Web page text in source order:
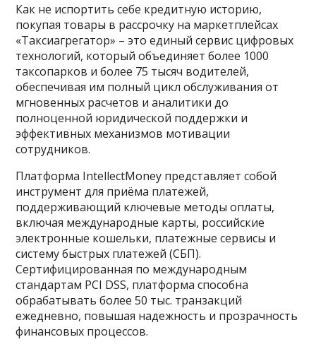
Как не испортить себе кредитную историю,
покупая товары в рассрочку на маркетплейсах
«Таксиагрегатор» – это единый сервис цифровых
технологий, который объединяет более 1000
таксопарков и более 75 тысяч водителей,
обеспечивая им полный цикл обслуживания от
мгновенных расчетов и аналитики до
полноценной юридической поддержки и
эффективных механизмов мотивации
сотрудников.
Платформа IntellectMoney представляет собой
инструмент для приёма платежей,
поддерживающий ключевые методы оплаты,
включая международные карты, российские
электронные кошельки, платежные сервисы и
систему быстрых платежей (СБП).
Сертифицированная по международным
стандартам PCI DSS, платформа способна
обрабатывать более 50 тыс. транзакций
ежедневно, повышая надежность и прозрачность
финансовых процессов.